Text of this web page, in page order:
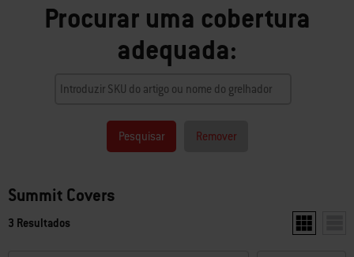
Procurar uma cobertura
adequada:
Pesquisar Remover
Summit Covers
3 Resultados Mostrar